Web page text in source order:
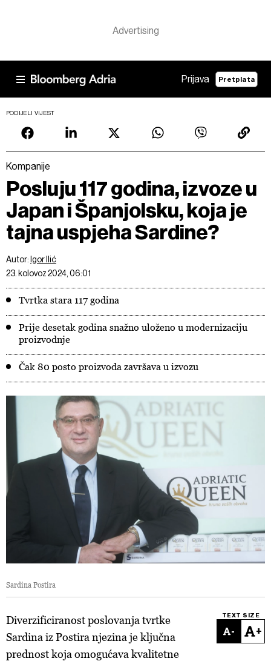
Prijava Pretplata
PODIJELI VIJEST
Kompanije
Posluju 117 godina, izvoze u
Japan i Španjolsku, koja je
tajna uspjeha Sardine?
Autor: Igor Ilić
23. kolovoz 2024, 06:01
Tvrtka stara 117 godina
Prije desetak godina snažno uloženo u modernizaciju
proizvodnje
Čak 80 posto proizvoda završava u izvozu
Sardina Postira
TEXT SIZE
- +
Diverzificiranost poslovanja tvrtke
Sardina iz Postira njezina je ključna
prednost koja omogućava kvalitetne